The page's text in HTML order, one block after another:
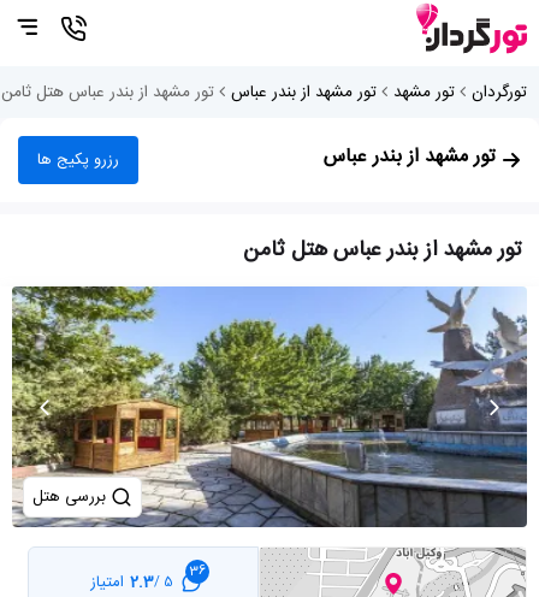
تورگردان تور مشهد تور مشهد از بندر عباس تور مشهد از بندر عباس هتل ثامن
تور مشهد از بندر عباس رزرو پکیج ها
تور مشهد از بندر عباس هتل ثامن
بررسی هتل
36
5 /
2.3 امتیاز